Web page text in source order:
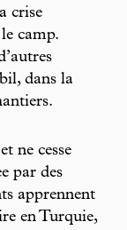
crise
camp.
dans la
et ne cesse
par des
apprennent
en Turquie,